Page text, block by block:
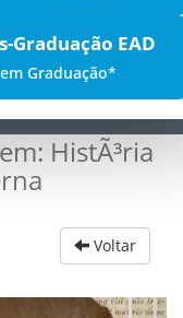
Graduação EAD
Graduação*
HistÃ³ria
Voltar